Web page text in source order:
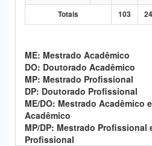
Totais 103 24
ME: Mestrado Acadêmico
DO: Doutorado Acadêmico
MP: Mestrado Profissional
DP: Doutorado Profissional
ME/DO: Mestrado Acadêmico
Acadêmico
MP/DP: Mestrado Profissional
Profissional